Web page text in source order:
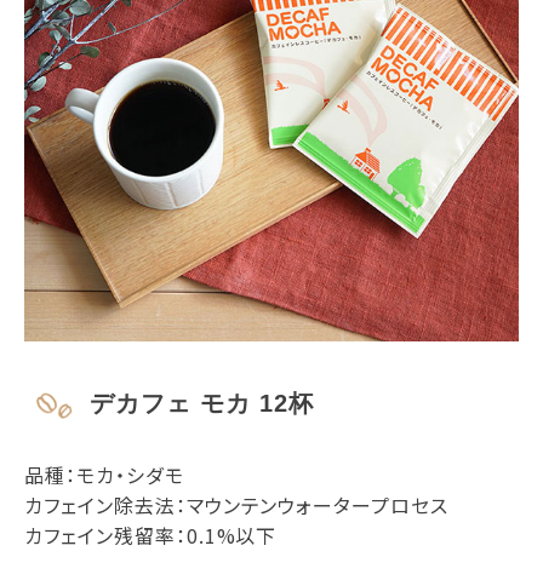
デカフェ モカ 12杯
品種：モカ・シダモ
カフェイン除去法：マウンテンウォータープロセス
カフェイン残留率：0.1%以下